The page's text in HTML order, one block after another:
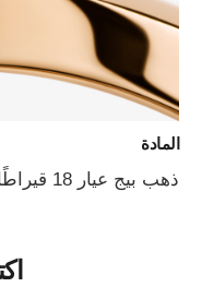
المادة
ذهب بيج عيار 18 قيراطًا